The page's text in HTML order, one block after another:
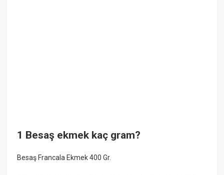
1 Besaş ekmek kaç gram?
Besaş Francala Ekmek 400 Gr.